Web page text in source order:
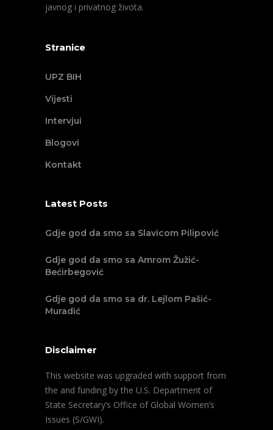
javnog i privatnog života.
Stranice
UPZ BIH
Vijesti
Intervjui
Blogovi
Kontakt
Latest Posts
Gdje god da smo sa Slavicom Pilipović
Gdje god da smo sa Amrom Žužić-
Bećirbegović
Gdje god da smo sa dr. Lejlom Pašić-
Muradić
Disclaimer
This website was upgraded with support from
the and funding by the U.S. Department of
State Secretary’s Office of Global Women’s
Issues (S/GWI).